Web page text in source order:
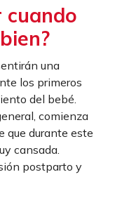
cuando
una
los primeros
del bebé.
comienza
que durante este
cansada.
postparto y